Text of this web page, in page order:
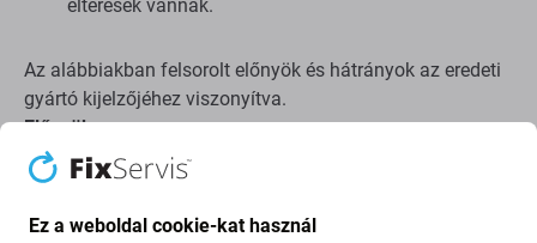
eltérések vannak.
Az alábbiakban felsorolt ​​előnyök és hátrányok az eredeti
gyártó kijelzőjéhez viszonyítva.
Előnyök:
Alacsony ár
LCD technológia használata
Ez a weboldal cookie-kat használ